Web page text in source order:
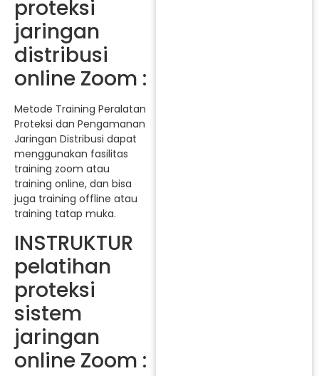
proteksi
jaringan
distribusi
online Zoom :
Metode Training Peralatan
Proteksi dan Pengamanan
Jaringan Distribusi dapat
menggunakan fasilitas
training zoom atau
training online, dan bisa
juga training offline atau
training tatap muka.
INSTRUKTUR
pelatihan
proteksi
sistem
jaringan
online Zoom :